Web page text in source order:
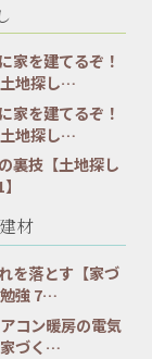
家を建てるぞ！
土地探し…
家を建てるぞ！
土地探し…
裏技【土地探し
材
を落とす【家づ
強 7…
コン暖房の電気
づく…